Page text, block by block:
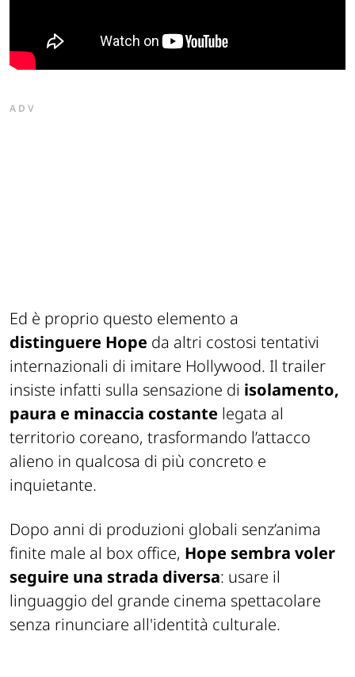
ADV
Ed è proprio questo elemento a
distinguere Hope da altri costosi tentativi
internazionali di imitare Hollywood. Il trailer
insiste infatti sulla sensazione di isolamento,
paura e minaccia costante legata al
territorio coreano, trasformando l’attacco
alieno in qualcosa di più concreto e
inquietante.
Dopo anni di produzioni globali senz’anima
finite male al box office, Hope sembra voler
seguire una strada diversa: usare il
linguaggio del grande cinema spettacolare
senza rinunciare all'identità culturale.